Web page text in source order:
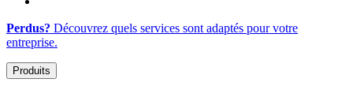
Perdus? Découvrez quels services sont adaptés pour votre
entreprise.
Produits